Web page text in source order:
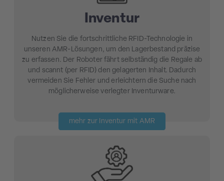
Inventur
Nutzen Sie die fortschrittliche RFID-Technologie in
unseren AMR-Lösungen, um den Lagerbestand präzise
zu erfassen. Der Roboter fährt selbständig die Regale ab
und scannt (per RFID) den gelagerten Inhalt. Dadurch
vermeiden Sie Fehler und erleichtern die Suche nach
möglicherweise verlegter Inventurware.
mehr zur Inventur mit AMR